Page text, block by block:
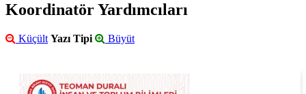
Koordinatör Yardımcıları
Küçült Yazı Tipi Büyüt